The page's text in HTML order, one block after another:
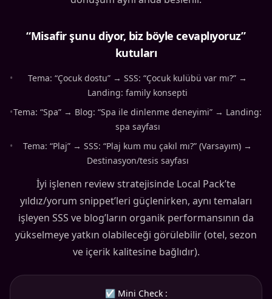
“Misafir şunu diyor, biz böyle cevaplıyoruz”
kutuları
•
Tema: “Çocuk dostu” → SSS: “Çocuk kulübü var mı?” →
Landing: family konsepti
•Tema: “Spa” → Blog: “Spa ile dinlenme deneyimi” → Landing:
spa sayfası
•
Tema: “Plaj” → SSS: “Plaj kum mu çakıl mı?” (Varsayım) →
Destinasyon/tesis sayfası
İyi işlenen review stratejisinde Local Pack’te
yıldız/yorum snippet’leri güçlenirken, aynı temaları
işleyen SSS ve blog’ların organik performansının da
yükselmeye yatkın olabileceği görülebilir (otel, sezon
ve içerik kalitesine bağlıdır).
☑ Mini Check :